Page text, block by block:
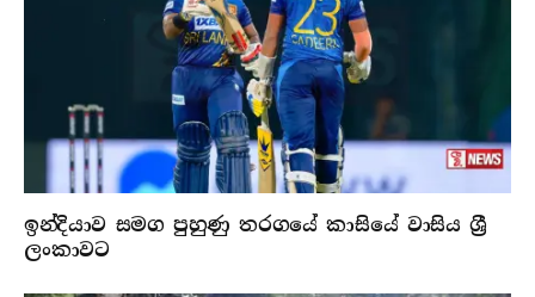
ඉන්දියාව සමග පුහුණු තරගයේ කාසියේ වාසිය ශ්‍රී
ලංකාවට